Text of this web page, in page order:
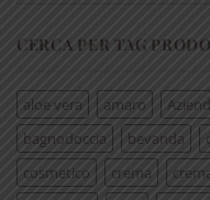
CERCA PER TAG
aloe vera amaro
bagnodoccia
bevanda
cosmetico
crema